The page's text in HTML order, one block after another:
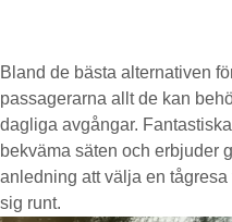
Bland de bästa alternativen
passagerarna allt de kan
dagliga avgångar.
bekväma säten och erbjuder
anledning att välja en
sig runt.